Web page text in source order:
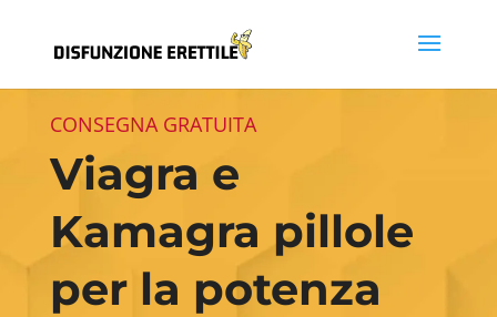
CONSEGNA GRATUITA
Viagra e
Kamagra pillole
per la potenza